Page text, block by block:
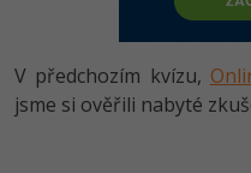
HTML5, CSS3,
SQL a databáze
PHP
JavaScript
Vývojář
Specialista na AI
-80%
JavaScript -80%
-80%
Digitální
Marketing -30%
-80%
Adobe Illustrator
V předchozím kvízu,
jsme si ověřili nabyté